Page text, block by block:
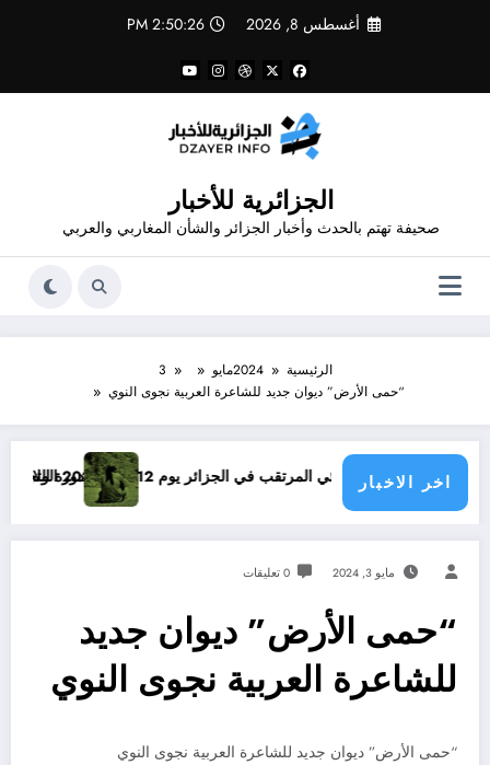
أغسطس 8, 2026 2:50:27 PM
الجزائرية للأخبار
صحيفة تهتم بالحدث وأخبار الجزائر والشأن المغاربي والعربي
الرئيسية 2024مايو
3
“حمى الأرض” ديوان جديد للشاعرة العربية نجوى النوي
اخر الاخبارو الفنونفي الجزائر يوم 12 أوت 2026 الولايات التي يمكن فيها مشاهدة الكسوف دورة التجلي
مايو 3, 2024 0 تعليقات
“حمى الأرض” ديوان جديد
للشاعرة العربية نجوى النوي
“حمى الأرض” ديوان جديد للشاعرة العربية نجوى النوي